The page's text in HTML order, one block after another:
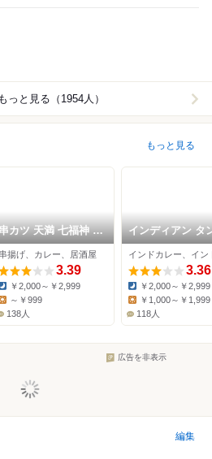
っと見る（1954人）
もっと見る
カツ 天満 七福神 大
駅前第3ビル店
串揚げ、カレー、居酒屋
3.39
￥2,000～￥2,999
～￥999
138人
インディアン タ
リー BINDU 大阪
ンフロント店
3.36
Dinner:
￥2,000～￥2,999
￥1,000～￥1,999
118人
広告を非表示
編集